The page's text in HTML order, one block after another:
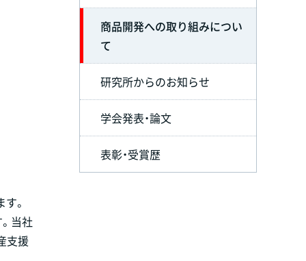
。
当社
支援
商品開発への取り組みについ
て
研究所からのお知らせ
学会発表・論文
表彰・受賞歴